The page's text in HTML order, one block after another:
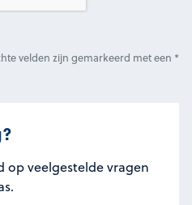
velden zijn gemarkeerd met een *
op veelgestelde vragen